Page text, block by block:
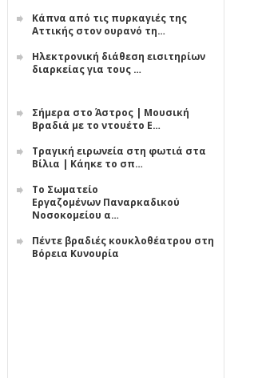
Κάπνα από τις πυρκαγιές της
Αττικής στον ουρανό τη…
Ηλεκτρονική διάθεση εισιτηρίων
διαρκείας για τους …
Σήμερα στο Άστρος | Μουσική
Βραδιά με το ντουέτο Ε…
Τραγική ειρωνεία στη φωτιά στα
Βίλια | Κάηκε το σπ…
Το Σωματείο
Εργαζομένων Παναρκαδικού
Νοσοκομείου α…
Πέντε βραδιές κουκλοθέατρου στη
Βόρεια Κυνουρία